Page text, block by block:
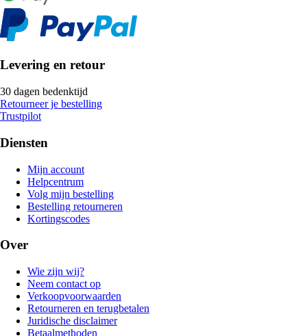
Levering en retour
30 dagen bedenktijd
Retourneer je bestelling
Trustpilot
Diensten
Mijn account
Helpcentrum
Volg mijn bestelling
Bestelling retourneren
Kortingscodes
Over
Wie zijn wij?
Neem contact op
Verkoopvoorwaarden
Retourneren en terugbetalen
Juridische disclaimer
Betaalmethoden